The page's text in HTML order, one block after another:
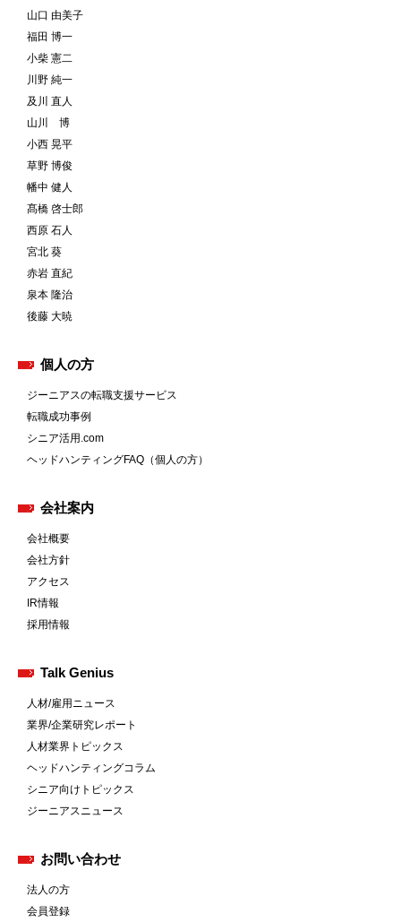
山口 由美子
福田 博一
小柴 憲二
川野 純一
及川 直人
山川 博
小西 晃平
草野 博俊
幡中 健人
髙橋 啓士郎
西原 石人
宮北 葵
赤岩 直紀
泉本 隆治
後藤 大暁
個人の方
ジーニアスの転職支援サービス
転職成功事例
シニア活用.com
ヘッドハンティングFAQ（個人の方）
会社案内
会社概要
会社方針
アクセス
IR情報
採用情報
Talk Genius
人材/雇用ニュース
業界/企業研究レポート
人材業界トピックス
ヘッドハンティングコラム
シニア向けトピックス
ジーニアスニュース
お問い合わせ
法人の方
会員登録